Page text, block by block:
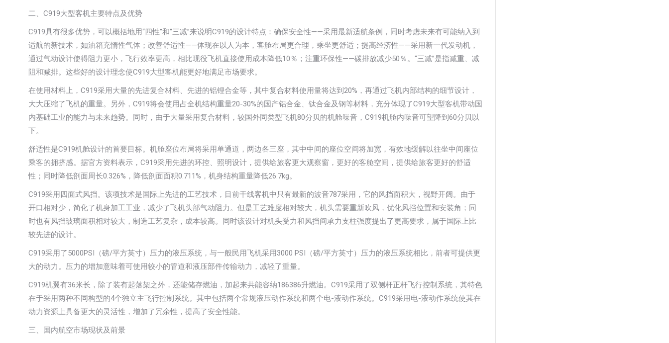
二、C919大型客机主要特点及优势
C919具有很多优势，可以概括地用“四性”和“三减”来说明C919的设计特点：确保安全性——采用最新适航条例，同时考虑未来有可能纳入到
适航的新技术，如油箱充惰性气体；改善舒适性——体现在以人为本，客舱布局更合理，乘坐更舒适；提高经济性——采用新一代发动机，
通过气动设计使得阻力更小，飞行效率更高，相比现役飞机直接使用成本降低10％；注重环保性——碳排放减少50％。“三减”是指减重、减
阻和减排。这些好的设计理念使C919大型客机能更好地满足市场要求。
在使用材料上，C919采用大量的先进复合材料、先进的铝锂合金等，其中复合材料使用量将达到20%，再通过飞机内部结构的细节设计，
大大压缩了飞机的重量。另外，C919将会使用占全机结构重量20-30%的国产铝合金、钛合金及钢等材料，充分体现了C919大型客机带动国
内基础工业的能力与未来趋势。同时，由于大量采用复合材料，较国外同类型飞机80分贝的机舱噪音，C919机舱内噪音可望降到60分贝以
下。
舒适性是C919机舱设计的首要目标。机舱座位布局将采用单通道，两边各三座，其中中间的座位空间将加宽，有效地缓解以往坐中间座位
乘客的拥挤感。据官方资料表示，C919采用先进的环控、照明设计，提供给旅客更大观察窗，更好的客舱空间，提供给旅客更好的舒适
性；同时降低剖面周长0.326%，降低剖面面积0.711%，机身结构重量降低26.7kg。
C919采用四面式风挡。该项技术是国际上先进的工艺技术，目前干线客机中只有最新的波音787采用，它的风挡面积大，视野开阔。由于
开口相对少，简化了机身加工工业，减少了飞机头部气动阻力。但是工艺难度相对较大，机头需要重新吹风，优化风挡位置和安装角；同
时也有风挡玻璃面积相对较大，制造工艺复杂，成本较高。同时该设计对机头受力和风挡间承力支柱强度提出了更高要求，属于国际上比
较先进的设计。
C919采用了5000PSI（磅/平方英寸）压力的液压系统，与一般民用飞机采用3000 PSI（磅/平方英寸）压力的液压系统相比，前者可提供更
大的动力。压力的增加意味着可使用较小的管道和液压部件传输动力，减轻了重量。
C919机翼有36米长，除了装有起落架之外，还能储存燃油，加起来共能容纳186386升燃油。C919采用了双侧杆正杆飞行控制系统，其特色
在于采用两种不同构型的4个独立主飞行控制系统。其中包括两个常规液压动作系统和两个电-液动作系统。C919采用电-液动作系统使其在
动力资源上具备更大的灵活性，增加了冗余性，提高了安全性能。
三、国内航空市场现状及前景